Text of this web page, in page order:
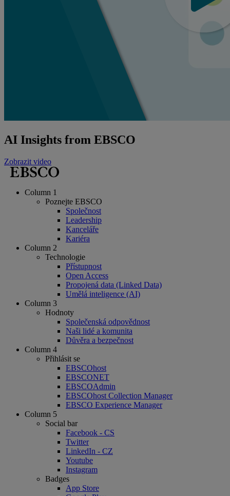
AI Insights from EBSCO
Zobrazit video
Column 1
Poznejte EBSCO
Společnost
Leadership
Kanceláře
Kariéra
Column 2
Technologie
Přístupnost
Open Access
Propojená data (Linked Data)
Umělá inteligence (AI)
Column 3
Hodnoty
Společenská odpovědnost
Naši lidé a komunita
Důvěra a bezpečnost
Column 4
Přihlásit se
EBSCOhost
EBSCONET
EBSCOAdmin
EBSCOhost Collection Manager
EBSCO Experience Manager
Column 5
Social bar
Facebook - CS
Twitter
LinkedIn - CZ
Youtube
Instagram
Badges
App Store